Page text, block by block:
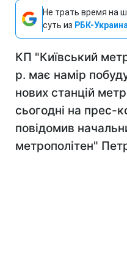
Не трать время на
суть из РБК-
КП "Київський
р. має намір
нових станцій
сьогодні на прес-
повідомив
метрополітен"